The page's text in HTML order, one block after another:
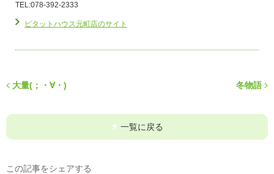
TEL:078-392-2333
ピタットハウス元町店のサイト
大量(；・∀・) 冬物語
一覧に戻る
この記事をシェアする